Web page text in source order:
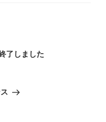
了しました